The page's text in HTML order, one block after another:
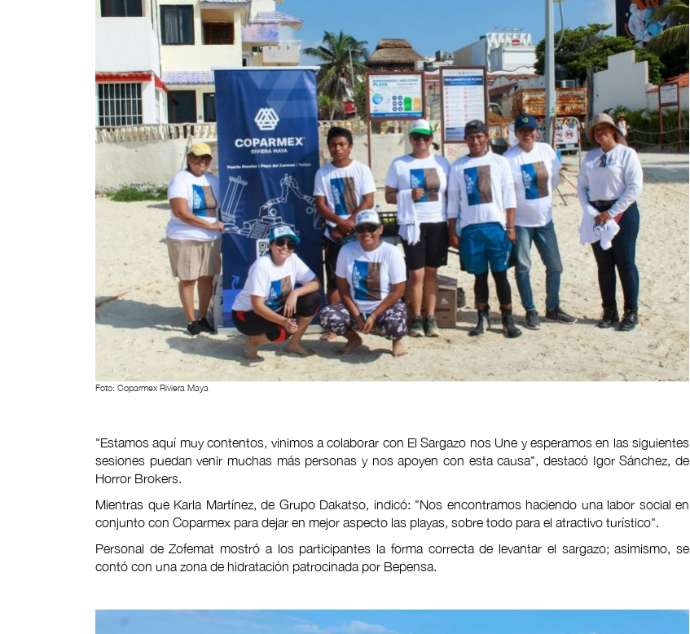
Foto: Coparmex Riviera Maya
"Estamos aquí muy contentos, vinimos a colaborar con El Sargazo nos Une y esperamos en las siguientes
sesiones puedan venir muchas más personas y nos apoyen con esta causa", destacó Igor Sánchez, de
Horror Brokers.
Mientras que Karla Martínez, de Grupo Dakatso, indicó: "Nos encontramos haciendo una labor social en
conjunto con Coparmex para dejar en mejor aspecto las playas, sobre todo para el atractivo turístico".
Personal de Zofemat mostró a los participantes la forma correcta de levantar el sargazo; asimismo, se
contó con una zona de hidratación patrocinada por Bepensa.